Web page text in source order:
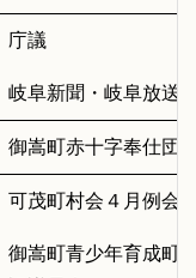
庁議
岐阜新聞・岐阜放送
御嵩町赤十字奉仕団
可茂町村会４月例会
御嵩町青少年育成町